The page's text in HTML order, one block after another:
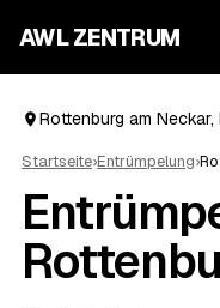
AWL ZENTRUM
Rottenburg am
Startseite›Entrümpelung›